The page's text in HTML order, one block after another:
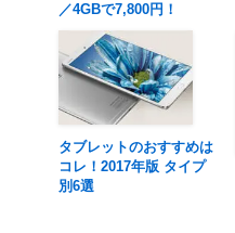
／4GBで7,800円！
タブレットのおすすめは
コレ！2017年版 タイプ
別6選